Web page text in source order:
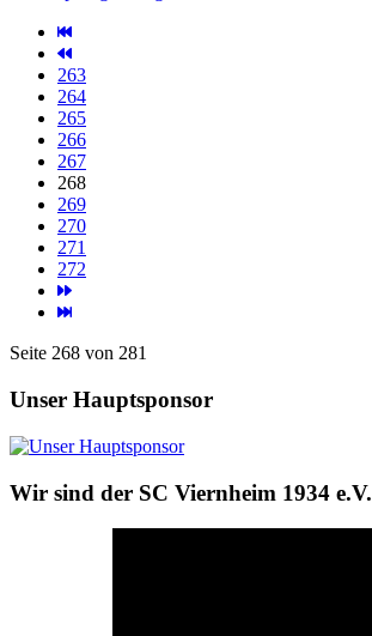
263
264
265
266
267
268
269
270
271
272
Seite 268 von 281
Unser Hauptsponsor
Wir sind der SC Viernheim 1934 e.V.